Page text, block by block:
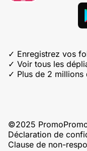
✓ Enregistrez vos
✓ Voir tous les
✓ Plus de 2 millions
©2025
Déclaration de
Clause de non-